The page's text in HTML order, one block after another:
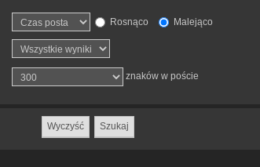
Rosnąco Malejąco
znaków w poście